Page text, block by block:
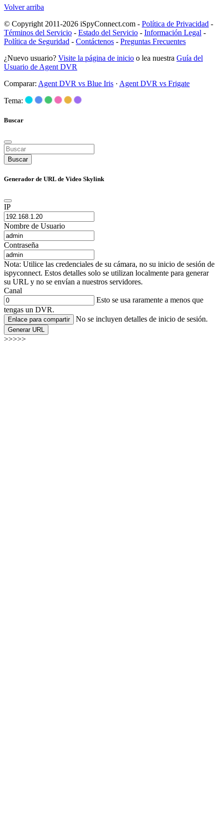
Volver arriba
© Copyright 2011-2026 iSpyConnect.com - Política de Privacidad -
Términos del Servicio - Estado del Servicio - Información Legal -
Política de Seguridad - Contáctenos - Preguntas Frecuentes
¿Nuevo usuario? Visite la página de inicio o lea nuestra Guía del
Usuario de Agent DVR
Comparar: Agent DVR vs Blue Iris · Agent DVR vs Frigate
Tema:
Buscar
Buscar
Generador de URL de Video Skylink
IP
Nombre de Usuario
Contraseña
Nota: Utilice las credenciales de su cámara, no su inicio de sesión de
ispyconnect. Estos detalles solo se utilizan localmente para generar
su URL y no se envían a nuestros servidores.
Canal
Esto se usa raramente a menos que
tengas un DVR.
Enlace para compartir No se incluyen detalles de inicio de sesión.
Generar URL
>>>>>